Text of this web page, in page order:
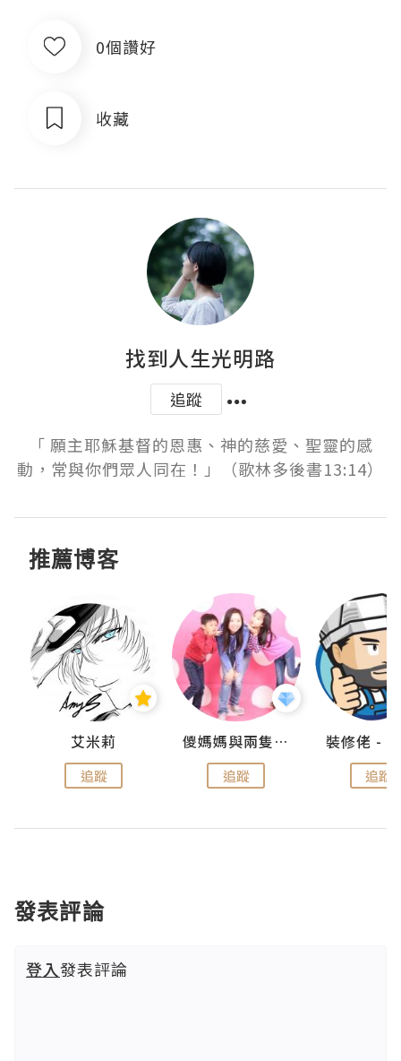
0個讚好
收藏
找到人生光明路
追蹤
「 願主耶穌基督的恩惠、神的慈愛、聖靈的感
動，常與你們眾人同在！」（歌林多後書13:14）
推薦博客
艾米莉
追蹤
儍媽媽與兩隻小魔怪之家
追蹤 追蹤
發表評論
登入發表評論